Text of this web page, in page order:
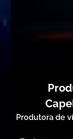
Produtora de